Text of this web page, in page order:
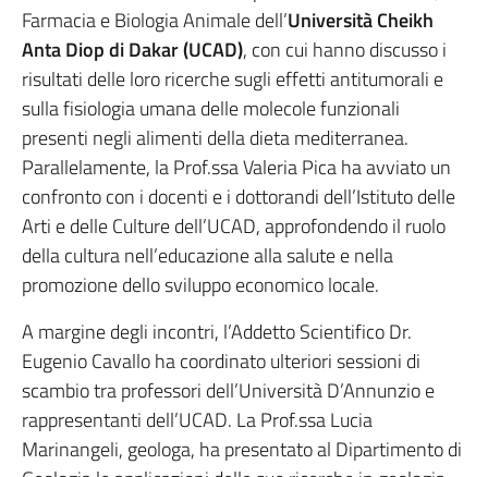
Farmacia e Biologia Animale dell’Università Cheikh
Anta Diop di Dakar (UCAD), con cui hanno discusso i
risultati delle loro ricerche sugli effetti antitumorali e
sulla fisiologia umana delle molecole funzionali
presenti negli alimenti della dieta mediterranea.
Parallelamente, la Prof.ssa Valeria Pica ha avviato un
confronto con i docenti e i dottorandi dell’Istituto delle
Arti e delle Culture dell’UCAD, approfondendo il ruolo
della cultura nell’educazione alla salute e nella
promozione dello sviluppo economico locale.
A margine degli incontri, l’Addetto Scientifico Dr.
Eugenio Cavallo ha coordinato ulteriori sessioni di
scambio tra professori dell’Università D’Annunzio e
rappresentanti dell’UCAD. La Prof.ssa Lucia
Marinangeli, geologa, ha presentato al Dipartimento di